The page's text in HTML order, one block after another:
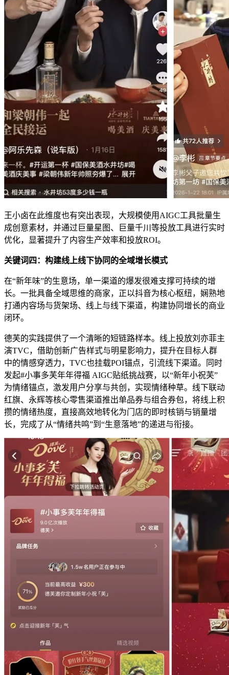
王小卤在此维度也有突出表现，大规模使用AIGC工具批量生
成创意素材，并通过巨量星图、巨量千川等投放工具进行实时
优化，显著提升了内容生产效率和投放ROI。
关键词四：构建线上线下协同的全域增长模式
在“新年味”的生意场，单一渠道的爆发很难支撑可持续的增
长。一批具备全域思维的商家，正以抖音为核心枢纽，娴熟地
打通内容场与货架场、线上与线下渠道，构建协同增长的商业
闭环。
德芙的实践提供了一个清晰的短链路样本。线上投放刘亦菲主
演TVC，借助创新广告样式与明星影响力，提升在目标人群
中的情感穿透力，TVC也挂载POI锚点，引流线下渠道。同时
发起#小事多芙年年得福 AIGC贴纸挑战赛，以“新年小祝芙”
为情绪锚点，激发用户分享与共创，实现情绪种草。线下联动
红旗、永辉等核心零售渠道推出单品券与组合券包，将线上积
攒的情绪热度，直接高效地转化为门店的即时核销与销量增
长，完成了从“情绪共鸣”到“生意落地”的递进与衔接。